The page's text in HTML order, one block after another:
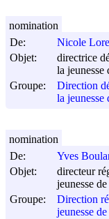
De:
Nicole
Objet:
directrice
la jeunesse
Groupe:
Direction
la jeunesse
nomination
De:
Yves
Objet:
directeur
jeunesse
Groupe:
Direction
jeunesse
nomination